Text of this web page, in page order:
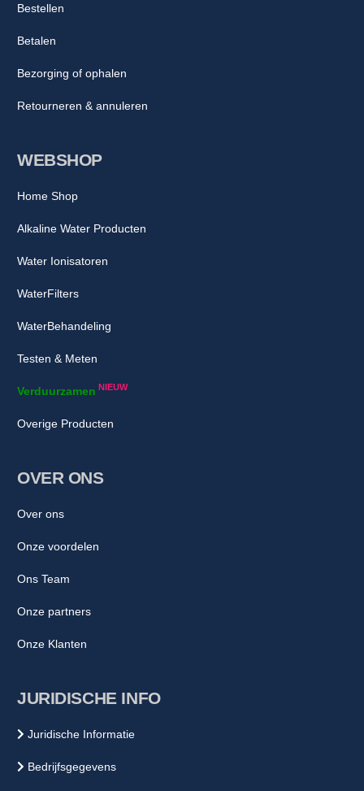
WEBSHOP
Home Shop
Alkaline Water Producten
Water Ionisatoren
WaterFilters
WaterBehandeling
Testen & Meten
Verduurzamen NIEUW
Overige Producten
OVER ONS
Over ons
Onze voordelen
Ons Team
Onze partners
Onze Klanten
JURIDISCHE INFO
Juridische Informatie
Bedrijfsgegevens
Bestellen
Betalen
Bezorging of ophalen
Retourneren & annuleren